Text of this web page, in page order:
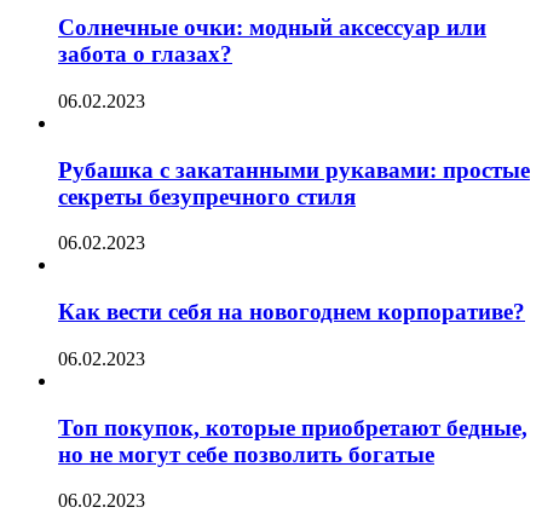
Солнечные очки: модный аксессуар или
забота о глазах?
06.02.2023
Рубашка с закатанными рукавами: простые
секреты безупречного стиля
06.02.2023
Как вести себя на новогоднем корпоративе?
06.02.2023
Топ покупок, которые приобретают бедные,
но не могут себе позволить богатые
06.02.2023